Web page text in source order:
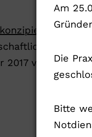
Am
Die
Bitte
als
Leitung
2017 von 8:45-17